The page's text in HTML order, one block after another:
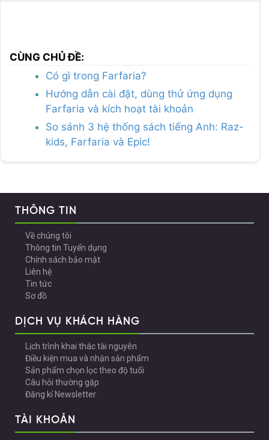
CÙNG CHỦ ĐỀ:
Có gì trong Farfaria?
Hướng dẫn cài đặt, dùng thử ứng dụng
Farfaria và kích hoạt tài khoản
So sánh 3 hệ thống sách tiếng Anh: Raz-
kids, Farfaria và Epic!
THÔNG TIN
Về chúng tôi
Thông tin Tuyển dụng
Chính sách bảo mật
Liên hệ
Tin tức
Sơ đồ
DỊCH VỤ KHÁCH HÀNG
Lịch trình khai thác tài nguyên
Điều kiện mua và nhận sản phẩm
Sản phẩm chọn lọc theo độ tuổi
Câu hỏi thường gặp
Đăng kí Newsletter
TÀI KHOẢN